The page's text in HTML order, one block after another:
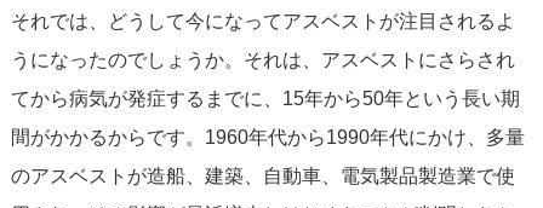
それでは、どうして今になってアスベストが注目されるよ
うになったのでしょうか。それは、アスベストにさらされ
てから病気が発症するまでに、15年から50年という長い期
間がかかるからです。1960年代から1990年代にかけ、多量
のアスベストが造船、建築、自動車、電気製品製造業で使